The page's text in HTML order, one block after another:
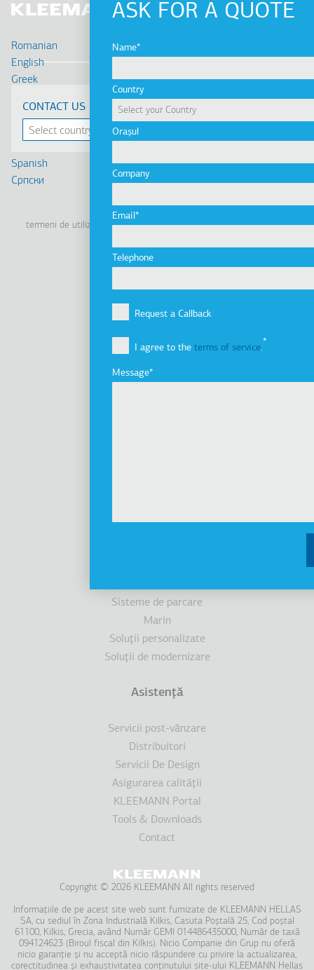
ASK FOR A QUOTE
Name
Country
Orașul
Company
Email
Telephone
Request a Callback
I agree to the terms of service.
Message
Romanian
English
Greek
Français
Russian
Spanish
Cрпски
CONTACT US
LinkedinFacebook
YoutubeInstagram
termeni de utilizare politica de confidenţialitate politica cookie
Tel: +30 2341 038 100
Profilul companiei
Grupul de companii
Innovation
Istoric
Sisteme de parcare
Marin
Soluţii personalizate
Soluţii de modernizare
Asistenţă
Servicii post-vânzare
Distribuitori
Servicii De Design
Asigurarea calităţii
KLEEMANN Portal
Tools & Downloads
Contact
Copyright © 2026 KLEEMANN All rights reserved
Informațiile de pe acest site web sunt furnizate de KLEEMANΝ HELLAS
SA, cu sediul în Zona Industrială Kilkis, Casuta Poștală 25, Cod poștal
61100, Kilkis, Grecia, având Număr GEMI 014486435000, Număr de taxă
094124623 (Biroul fiscal din Kilkis). Nicio Companie din Grup nu oferă
nicio garanție și nu acceptă nicio răspundere cu privire la actualizarea,
corectitudinea și exhaustivitatea conținutului site-ului KLEEMANN Hellas